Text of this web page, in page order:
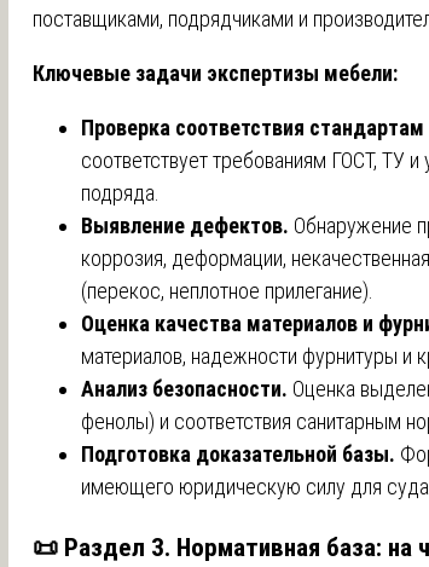
поставщиками, подрядчиками и
Ключевые задачи экспертизы мебели:
Проверка соответствия стандартам
соответствует требованиям ГОСТ, ТУ
подряда.
Выявление дефектов. Обнаружение
коррозия, деформации,
(перекос, неплотное прилегание).
Оценка качества материалов и
материалов, надежности фурнитуры и
Анализ безопасности. Оценка
фенолы) и соответствия санитарным
Подготовка доказательной базы.
имеющего юридическую силу для
📜 Раздел 3. Нормативная база: на